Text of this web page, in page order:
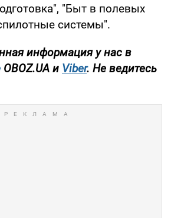
"Быт в полевых
системы".
информация у нас в
OBOZ.UA и Viber. Не ведитесь